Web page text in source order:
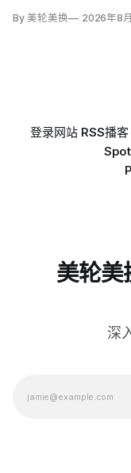
道德委员会认定性骚
By 美轮美换 2026年8
登录网站 RSS播客
美轮
深